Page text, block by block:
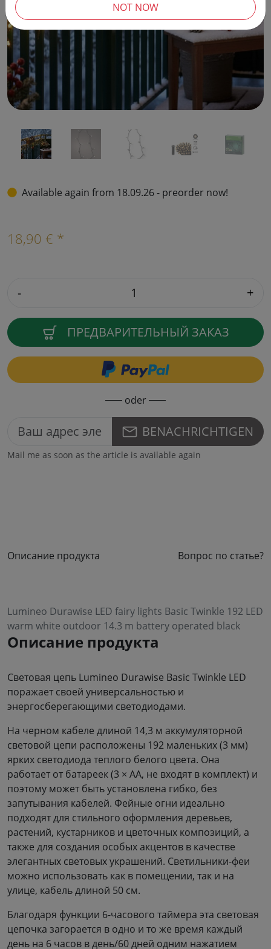
Available again from 18.09.26 - preorder now!
18,90 € *
- +
ПРЕДВАРИТЕЛЬНЫЙ ЗАКАЗ
oder
BENACHRICHTIGEN
Mail me as soon as the article is available again
Описание продукта Вопрос по статье?
Lumineo Durawise LED fairy lights Basic Twinkle 192 LED
warm white outdoor 14.3 m battery operated black
Описание продукта
Световая цепь Lumineo Durawise Basic Twinkle LED
поражает своей универсальностью и
энергосберегающими светодиодами.
На черном кабеле длиной 14,3 м аккумуляторной
световой цепи расположены 192 маленьких (3 мм)
ярких светодиода теплого белого цвета. Она
работает от батареек (3 × AA, не входят в комплект) и
поэтому может быть установлена гибко, без
запутывания кабелей. Фейные огни идеально
подходят для стильного оформления деревьев,
растений, кустарников и цветочных композиций, а
также для создания особых акцентов в качестве
элегантных световых украшений. Светильники-феи
можно использовать как в помещении, так и на
улице, кабель длиной 50 см.
Благодаря функции 6-часового таймера эта световая
цепочка загорается в одно и то же время каждый
день на 6 часов в день/60 дней одним нажатием
NOT NOW